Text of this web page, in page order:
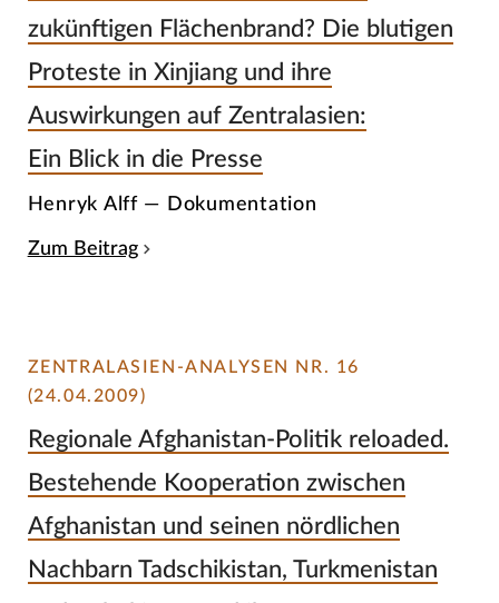
zukünftigen Flächenbrand? Die blutigen
Proteste in Xinjiang und ihre
Auswirkungen auf Zentralasien:
Ein Blick in die Presse
Henryk Alff — Dokumentation
Zum Beitrag
ZENTRALASIEN-ANALYSEN NR. 16
(24.04.2009)
Regionale Afghanistan-Politik reloaded.
Bestehende Kooperation zwischen
Afghanistan und seinen nördlichen
Nachbarn Tadschikistan, Turkmenistan